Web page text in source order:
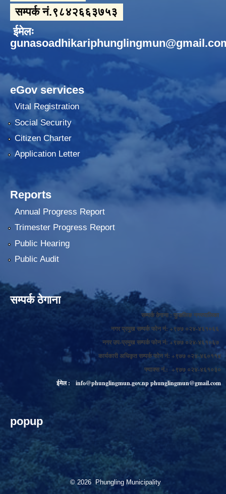
सम्पर्क नं.९८४२६६३७५३
ईमेलः
eGov services
Vital Registration
Social Security
Citizen Charter
Application Letter
Reports
Annual Progress Report
Trimester Progress Report
Public Hearing
Public Audit
सम्पर्क ठेगाना
सम्पर्क ठेगाना : फुङलिङ नगरपालिका
नगर प्रमुख सम्पर्क फोन नं: +९७७ ०२४-४६१०६६
नगर उप-प्रमुख सम्पर्क फोन नं: +९७७ ०२४-४६१०६७
कार्यकारी अधिकृत सम्पर्क फोन नं: +९७७ ०२४-४६०११४
फ्याक्स नं.: +९७७ ०२४-४६१०३०
ईमेल :
info@phunglingmun.gov.npphunglingmun@gmail.com
popup
© 2026 Phungling Municipality